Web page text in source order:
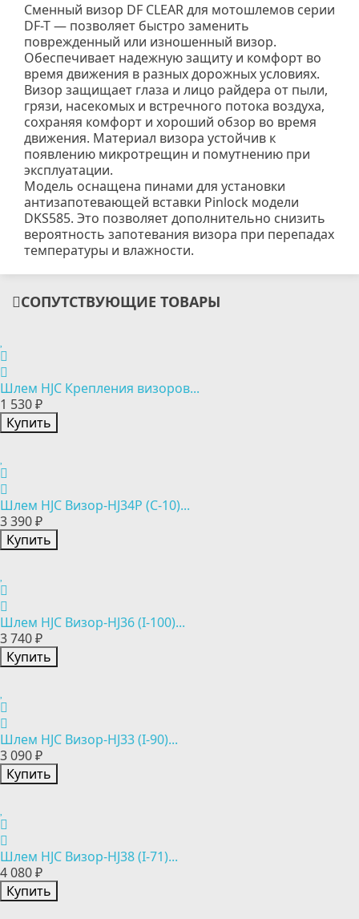
Сменный визор DF CLEAR для мотошлемов серии
DF-T — позволяет быстро заменить
поврежденный или изношенный визор.
Обеспечивает надежную защиту и комфорт во
время движения в разных дорожных условиях.
Визор защищает глаза и лицо райдера от пыли,
грязи, насекомых и встречного потока воздуха,
сохраняя комфорт и хороший обзор во время
движения. Материал визора устойчив к
появлению микротрещин и помутнению при
эксплуатации.
Модель оснащена пинами для установки
антизапотевающей вставки Pinlock модели
DKS585. Это позволяет дополнительно снизить
вероятность запотевания визора при перепадах
температуры и влажности.
СОПУТСТВУЮЩИЕ ТОВАРЫ
Шлем HJC Крепления визоров...
1 530 ₽
Купить
Шлем HJC Визор-HJ34P (C-10)...
3 390 ₽
Купить
Шлем HJC Визор-HJ36 (I-100)...
3 740 ₽
Купить
Шлем HJC Визор-HJ33 (I-90)...
3 090 ₽
Купить
Шлем HJC Визор-HJ38 (I-71)...
4 080 ₽
Купить